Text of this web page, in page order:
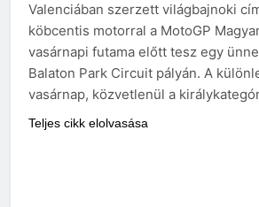
Valenciában szerzett világbajnoki
köbcentis motorral a MotoGP
vasárnapi futama előtt tesz egy
Balaton Park Circuit pályán. A
vasárnap, közvetlenül a
Teljes cikk elolvasása